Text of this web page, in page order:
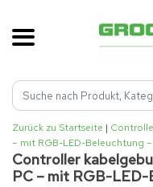
Zurück zu Startseite |
– mit RGB-LED-Beleuchtung –
Controller
PC – mit RGB-LED-